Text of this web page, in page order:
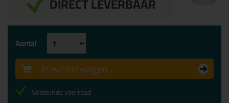
Aantal
In winkelwagen
Voldoende voorraad